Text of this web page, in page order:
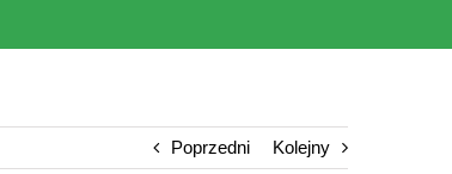
Poprzedni Kolejny